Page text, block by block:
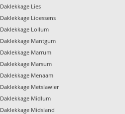
Daklekkage Lies
Daklekkage Lioessens
Daklekkage Lollum
Daklekkage Mantgum
Daklekkage Marrum
Daklekkage Marsum
Daklekkage Menaam
Daklekkage Metslawier
Daklekkage Midlum
Daklekkage Midsland